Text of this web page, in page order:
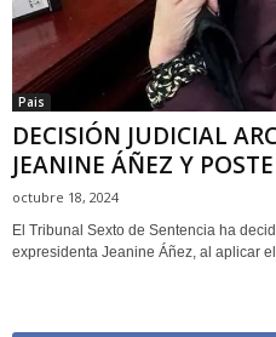
Pais
DECISIÓN JUDICIAL
JEANINE ÁÑEZ Y
octubre 18, 2024
El Tribunal Sexto de Sentencia ha
expresidenta Jeanine Áñez, al aplicar